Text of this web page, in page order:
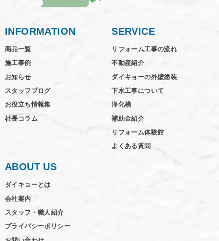
INFORMATION
商品一覧
施工事例
お知らせ
スタッフブログ
お役立ち情報集
社長コラム
SERVICE
リフォーム工事の流れ
不動産紹介
ダイキョーの外壁塗装
下水工事について
浄化槽
補助金紹介
リフォーム体験館
よくある質問
ABOUT US
ダイキョーとは
会社案内
スタッフ・職人紹介
プライバシーポリシー